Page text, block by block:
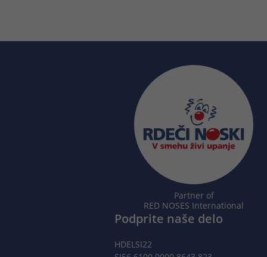
Partner of
RED NOSES International
Podprite naše delo
HDELSI22